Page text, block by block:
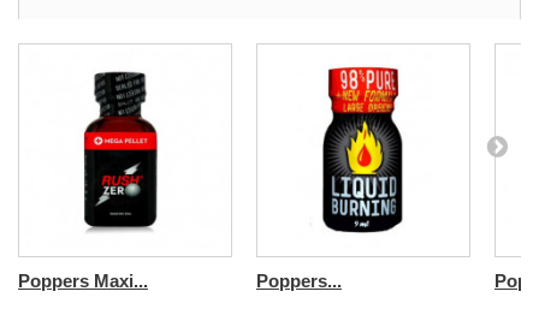
Poppers Maxi... Poppers...